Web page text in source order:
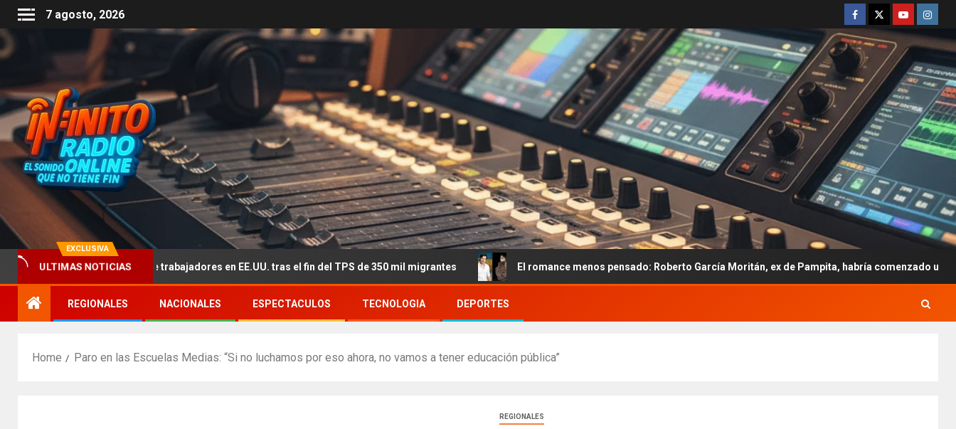
7 agosto, 2026
EXCLUSIVA
ULTIMAS NOTICIAS
la falta de trabajadores en EE.UU. tras el fin del TPS de 350 mil migrantes El romance menos pensado: Roberto García Moritán, ex de Pampita, habría comenzado una relación con Emily
REGIONALES NACIONALES ESPECTACULOS TECNOLOGIA DEPORTES
Home Paro en las Escuelas Medias: “Si no luchamos por eso ahora, no vamos a tener educación pública”​
REGIONALES